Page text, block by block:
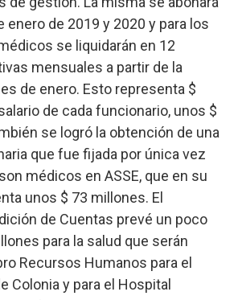
enero de 2019 y 2020 y para los
se liquidarán en 12
mensuales a partir de la
de enero. Esto representa $
de cada funcionario, unos $
se logró la obtención de una
que fue fijada por única vez
médicos en ASSE, que en su
unos $ 73 millones. El
de Cuentas prevé un poco
para la salud que serán
Recursos Humanos para el
Colonia y para el Hospital